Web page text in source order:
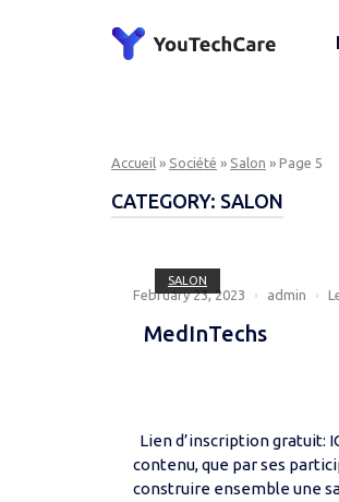
Home
Accueil » Société » Salon » Page 5
CATEGORY: SALON
SALON
MedInTechs
February 23, 2023 admin
Lien d’inscription gratuit:
contenu, que par ses
construire ensemble une